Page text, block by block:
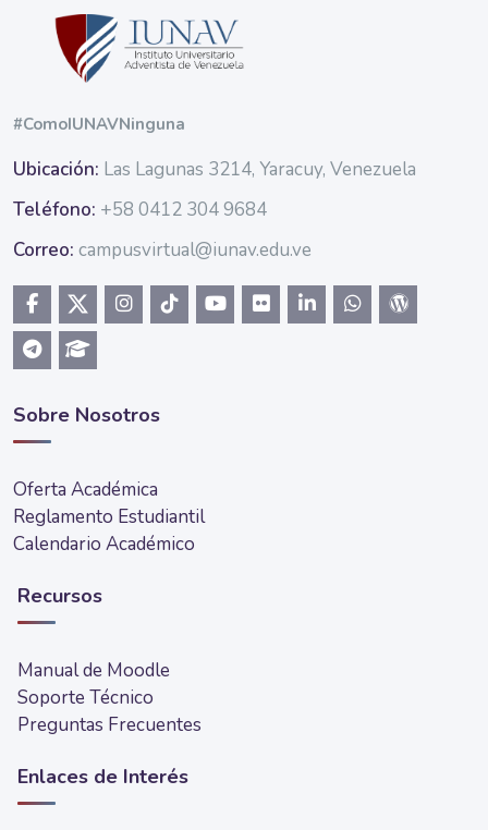
#ComoIUNAVNinguna
Ubicación: Las Lagunas 3214, Yaracuy, Venezuela
Teléfono: +58 0412 304 9684
Correo: campusvirtual@iunav.edu.ve
Sobre Nosotros
Oferta Académica
Reglamento Estudiantil
Calendario Académico
Recursos
Manual de Moodle
Soporte Técnico
Preguntas Frecuentes
Enlaces de Interés